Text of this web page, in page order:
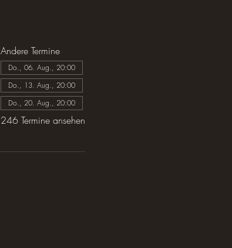
Andere Termine
Do., 06. Aug., 20:00
Do., 13. Aug., 20:00
Do., 20. Aug., 20:00
246 Termine ansehen